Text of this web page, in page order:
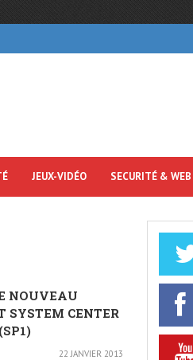
JEUX-VIDÉO SECURITÉ & WEB
NOUVEAU
SYSTEM CENTER
22 JANVIER 2013